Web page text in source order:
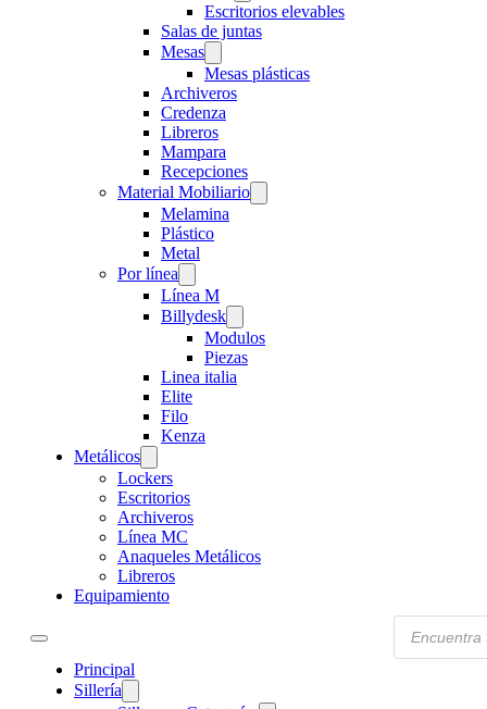
Escritorios elevables
Salas de juntas
Mesas
Mesas plásticas
Archiveros
Credenza
Libreros
Mampara
Recepciones
Material Mobiliario
Melamina
Plástico
Metal
Por línea
Línea M
Billydesk
Modulos
Piezas
Linea italia
Elite
Filo
Kenza
Metálicos
Lockers
Escritorios
Archiveros
Línea MC
Anaqueles Metálicos
Libreros
Equipamiento
Principal
Sillería
Products
search